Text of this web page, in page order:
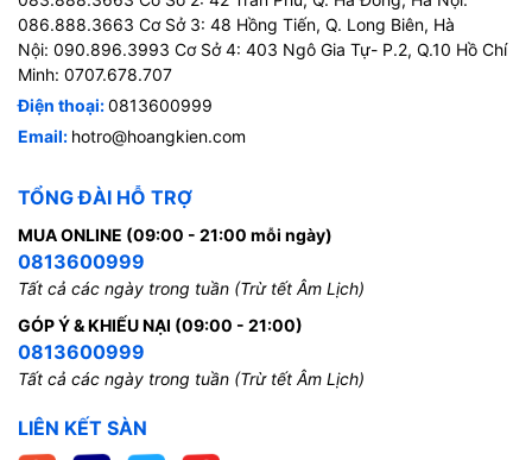
086.888.3663 Cơ Sở 3: 48 Hồng Tiến, Q. Long Biên, Hà
Nội: 090.896.3993 Cơ Sở 4: 403 Ngô Gia Tự- P.2, Q.10 Hồ Chí
Minh: 0707.678.707
Điện thoại:0813600999
Email: hotro@hoangkien.com
TỔNG ĐÀI HỖ TRỢ
MUA ONLINE (09:00 - 21:00 mỗi ngày)
0813600999
Tất cả các ngày trong tuần (Trừ tết Âm Lịch)
GÓP Ý & KHIẾU NẠI (09:00 - 21:00)
0813600999
Tất cả các ngày trong tuần (Trừ tết Âm Lịch)
LIÊN KẾT SÀN